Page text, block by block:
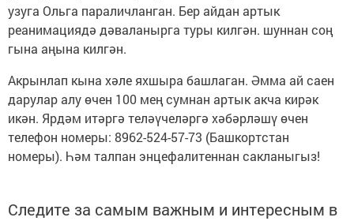
узуга Ольга параличланган. Бер айдан артык
реанимациядә дәваланырга туры килгән. шуннан соң
гына аңына килгән.
Акрынлап кына хәле яхшыра башлаган. Әмма ай саен
дарулар алу өчен 100 мең сумнан артык акча кирәк
икән. Ярдәм итәргә теләүчеләргә хәбәрләшү өчен
телефон номеры: 8962-524-57-73 (Башкортстан
номеры). Һәм талпан энцефалитеннан сакланыгыз!
Следите за самым важным и интересным в